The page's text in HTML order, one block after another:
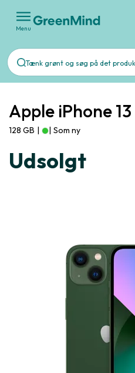
Menu
Apple iPhone 13
128 GB | | Som ny
Udsolgt